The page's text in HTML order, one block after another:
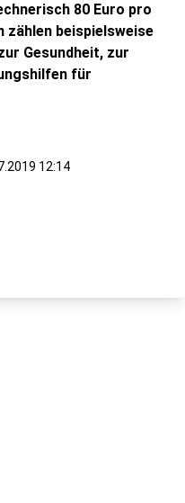
80 Euro pro
zählen beispielsweise
Gesundheit, zur
für
12:14